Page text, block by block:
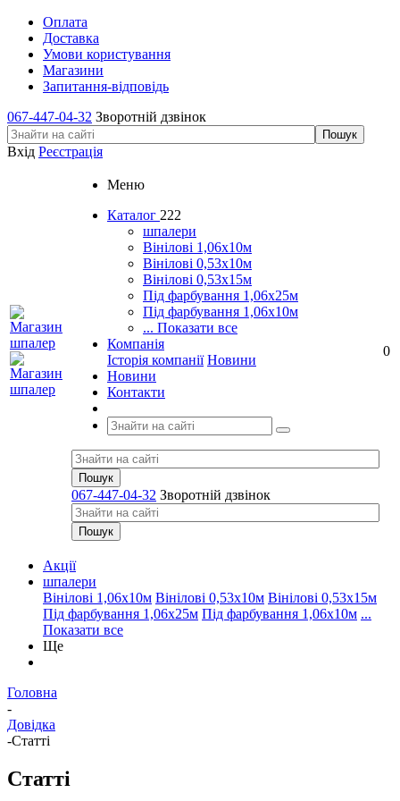
Оплата
Доставка
Умови користування
Магазини
Запитання-відповідь
067-447-04-32 Зворотній дзвінок
Вхід Реєстрація
Меню
Каталог 222
шпалери
Вінілові 1,06х10м
Вінілові 0,53х10м
Вінілові 0,53х15м
Під фарбування 1,06х25м
Під фарбування 1,06х10м
... Показати все
Компанія
Історія компанії Новини
Новини
Контакти
067-447-04-32 Зворотній дзвінок
0
Акції
шпалери
Вінілові 1,06х10м Вінілові 0,53х10м Вінілові 0,53х15м
Під фарбування 1,06х25м Під фарбування 1,06х10м ...
Показати все
Ще
Головна
-
Довідка
-Статті
Статті